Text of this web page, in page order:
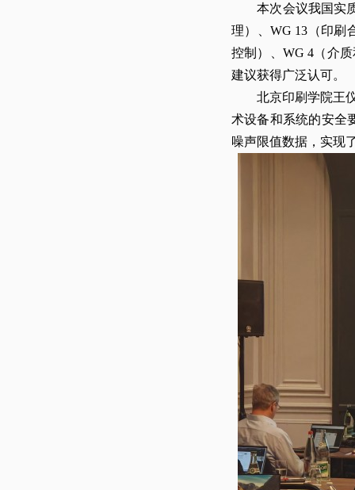
本次会议我国实质
理）、WG 13（印刷
控制）、WG 4（介
建议获得广泛认可。
北京印刷学院王仪
术设备和系统的安全
噪声限值数据，实现